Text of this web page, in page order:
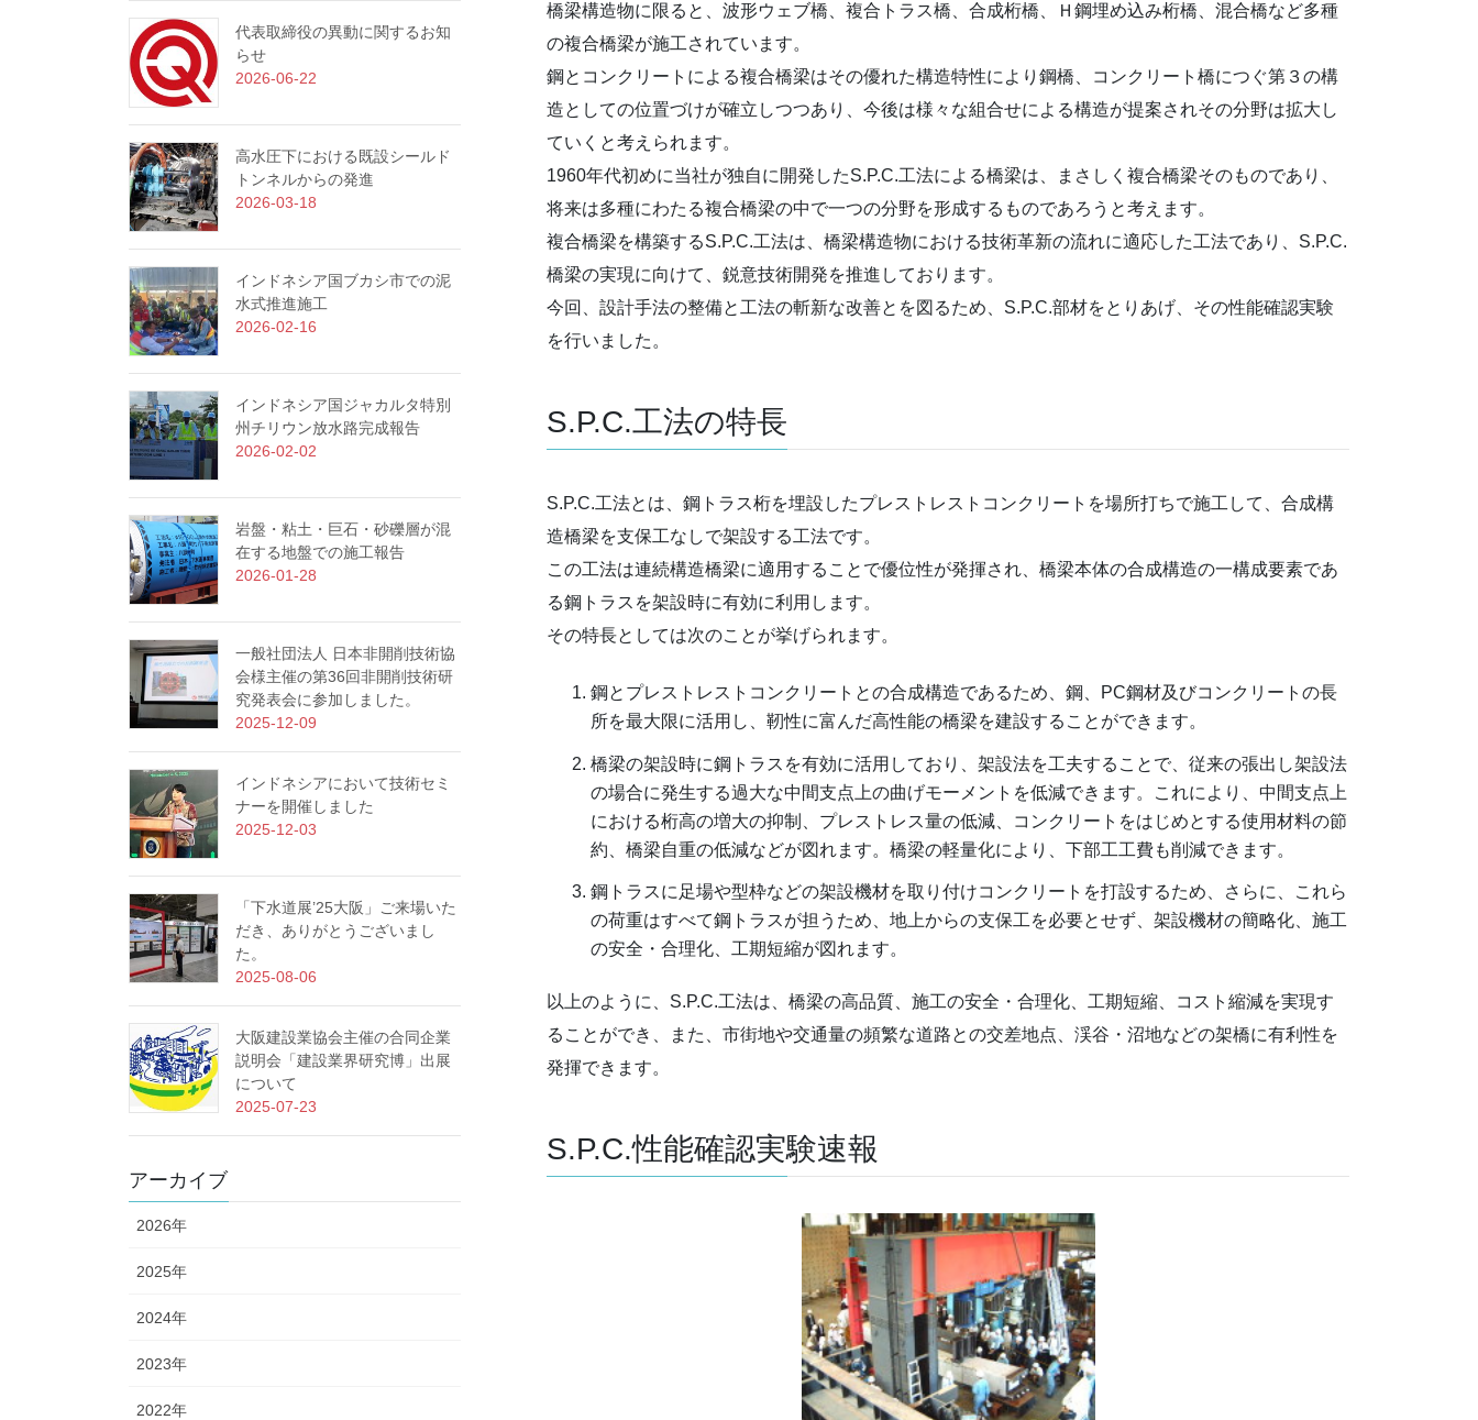
橋梁構造物に限ると、波形ウェブ橋、複合トラス橋、合成桁橋、Ｈ鋼埋め込み桁橋、混合橋など多種
の複合橋梁が施工されています。
鋼とコンクリートによる複合橋梁はその優れた構造特性により鋼橋、コンクリート橋につぐ第３の構
造としての位置づけが確立しつつあり、今後は様々な組合せによる構造が提案されその分野は拡大し
ていくと考えられます。
1960年代初めに当社が独自に開発したS.P.C.工法による橋梁は、まさしく複合橋梁そのものであり、
将来は多種にわたる複合橋梁の中で一つの分野を形成するものであろうと考えます。
複合橋梁を構築するS.P.C.工法は、橋梁構造物における技術革新の流れに適応した工法であり、S.P.C.
橋梁の実現に向けて、鋭意技術開発を推進しております。
今回、設計手法の整備と工法の斬新な改善とを図るため、S.P.C.部材をとりあげ、その性能確認実験
を行いました。
S.P.C.工法の特長
S.P.C.工法とは、鋼トラス桁を埋設したプレストレストコンクリートを場所打ちで施工して、合成構
造橋梁を支保工なしで架設する工法です。
この工法は連続構造橋梁に適用することで優位性が発揮され、橋梁本体の合成構造の一構成要素であ
る鋼トラスを架設時に有効に利用します。
その特長としては次のことが挙げられます。
鋼とプレストレストコンクリートとの合成構造であるため、鋼、PC鋼材及びコンクリートの長
所を最大限に活用し、靭性に富んだ高性能の橋梁を建設することができます。
橋梁の架設時に鋼トラスを有効に活用しており、架設法を工夫することで、従来の張出し架設法
の場合に発生する過大な中間支点上の曲げモーメントを低減できます。これにより、中間支点上
における桁高の増大の抑制、プレストレス量の低減、コンクリートをはじめとする使用材料の節
約、橋梁自重の低減などが図れます。橋梁の軽量化により、下部工工費も削減できます。
鋼トラスに足場や型枠などの架設機材を取り付けコンクリートを打設するため、さらに、これら
の荷重はすべて鋼トラスが担うため、地上からの支保工を必要とせず、架設機材の簡略化、施工
の安全・合理化、工期短縮が図れます。
以上のように、S.P.C.工法は、橋梁の高品質、施工の安全・合理化、工期短縮、コスト縮減を実現す
ることができ、また、市街地や交通量の頻繁な道路との交差地点、渓谷・沼地などの架橋に有利性を
発揮できます。
S.P.C.性能確認実験速報
代表取締役の異動に関するお知
らせ
2026-06-22
高水圧下における既設シールド
トンネルからの発進
2026-03-18
インドネシア国ブカシ市での泥
水式推進施工
2026-02-16
インドネシア国ジャカルタ特別
州チリウン放水路完成報告
2026-02-02
岩盤・粘土・巨石・砂礫層が混
在する地盤での施工報告
2026-01-28
一般社団法人 日本非開削技術協
会様主催の第36回非開削技術研
究発表会に参加しました。
2025-12-09
インドネシアにおいて技術セミ
ナーを開催しました
2025-12-03
「下水道展’25大阪」ご来場いた
だき、ありがとうございまし
た。
2025-08-06
大阪建設業協会主催の合同企業
説明会「建設業界研究博」出展
について
2025-07-23
アーカイブ
2026年
2025年
2024年
2023年
2022年